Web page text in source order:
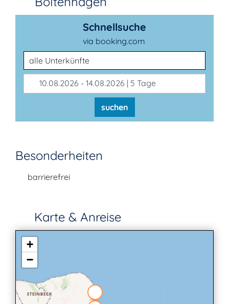
Schnellsuche
via booking.com
Unterkunftsart
10.08.2026 - 14.08.2026 | 5 Tage
suchen
Besonderheiten
barrierefrei
Karte & Anreise
+
−